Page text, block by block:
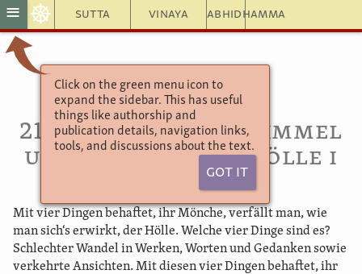
Sutta Vinaya Abhidhamma
≡ ☸
Click on the green menu icon to
expand the sidebar. This has useful
things like authorship and
publication details, navigation links,
tools, and discussions about the text.
Got It
Aṅguttara Nikāya
Das Vierer-Buch
212. Der Weg zum Himmel
und der Weg zur Hölle I
Mit vier Dingen behaftet, ihr Mönche, verfällt man, wie
man sich‘s erwirkt, der Hölle. Welche vier Dinge sind es?
Schlechter Wandel in Werken, Worten und Gedanken sowie
verkehrte Ansichten. Mit diesen vier Dingen behaftet, ihr